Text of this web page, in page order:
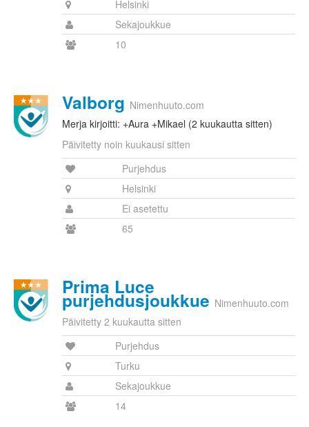
Helsinki
Sekajoukkue
10
Valborg Nimenhuuto.com
Merja kirjoitti: +Aura +Mikael (2 kuukautta sitten)
Päivitetty noin kuukausi sitten
Purjehdus
Helsinki
Ei asetettu
65
Prima Luce
purjehdusjoukkue Nimenhuuto.com
Päivitetty 2 kuukautta sitten
Purjehdus
Turku
Sekajoukkue
14